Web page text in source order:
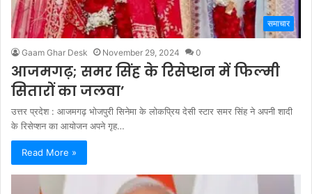
समाचार
Gaam Ghar Desk November 29, 2024 0
आजमगढ़; समर सिंह के रिसेप्शन में फिल्मी
सितारों का जलवा’
उत्तर प्रदेश : आजमगढ़ भोजपुरी सिनेमा के लोकप्रिय देसी स्टार समर सिंह ने अपनी शादी
के रिसेप्शन का आयोजन अपने गृह…
Read More »